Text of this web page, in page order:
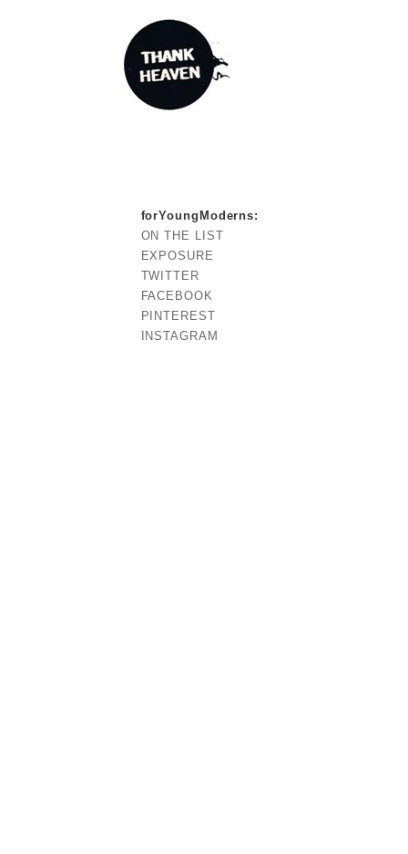
forYoungModerns:
ON THE LIST
EXPOSURE
TWITTER
FACEBOOK
PINTEREST
INSTAGRAM